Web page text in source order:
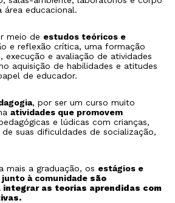
área educacional.
meio de estudos teóricos e
e reflexão crítica, uma formação
execução e avaliação de atividades
aquisição de habilidades e atitudes
de educador.
, por ser um curso muito
atividades que promovem
e lúdicas com crianças,
suas dificuldades de socialização,
mais a graduação, os estágios e
à comunidade são
as teorias aprendidas com